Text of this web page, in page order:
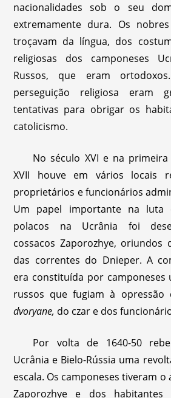
nacionalidades sob o seu
extremamente dura. Os
troçavam da língua, dos
religiosas dos camponeses
Russos, que eram
perseguição religiosa eram
tentativas para obrigar os
catolicismo.
No século XVI e na
XVII houve em vários locais
proprietários e funcionários
Um papel importante na luta
polacos na Ucrânia foi
cossacos Zaporozhye, oriundos
das correntes do Dnieper. A
era constituída por camponeses
russos que fugiam à opressão
dvoryane, do czar e dos
Por volta de 1640-50
Ucrânia e Bielo-Rússia uma
escala. Os camponeses tiveram o
Zaporozhye e dos